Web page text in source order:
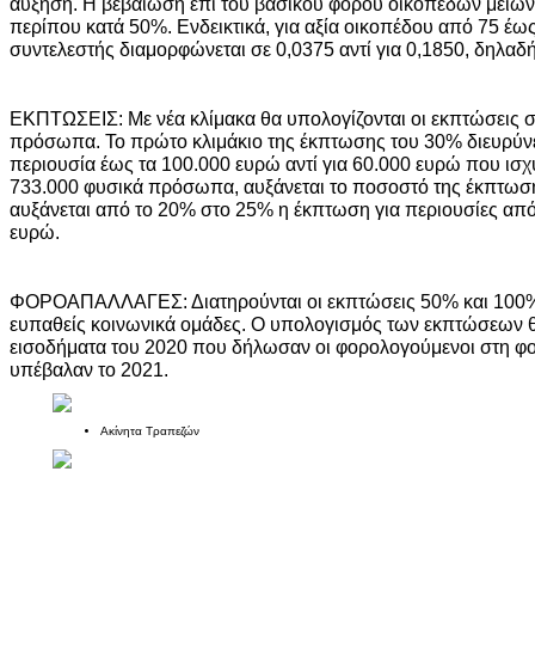
περίπου κατά 50%. Ενδεικτικά, για αξία οικοπέδου από 75
συντελεστής διαμορφώνεται σε 0,0375 αντί για 0,1850,
ΕΚΠΤΩΣΕΙΣ: Με νέα κλίμακα θα υπολογίζονται οι εκπτώσεις
πρόσωπα. Το πρώτο κλιμάκιο της έκπτωσης του 30%
περιουσία έως τα 100.000 ευρώ αντί για 60.000 ευρώ που
733.000 φυσικά πρόσωπα, αυξάνεται το ποσοστό της
αυξάνεται από το 20% στο 25% η έκπτωση για περιουσίες
ευρώ.
ΦΟΡΟΑΠΑΛΛΑΓΕΣ: Διατηρούνται οι εκπτώσεις 50% και
ευπαθείς κοινωνικά ομάδες. Ο υπολογισμός των εκπτώσεων
εισοδήματα του 2020 που δήλωσαν οι φορολογούμενοι στη
υπέβαλαν το 2021.
Ακίνητα Τραπεζών